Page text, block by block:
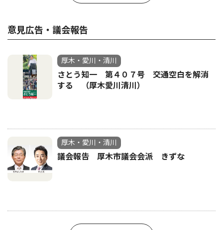
意見広告・議会報告
厚木・愛川・清川
さとう知一 第４０７号 交通空白を解消
する （厚木愛川清川）
厚木・愛川・清川
議会報告 厚木市議会会派 きずな